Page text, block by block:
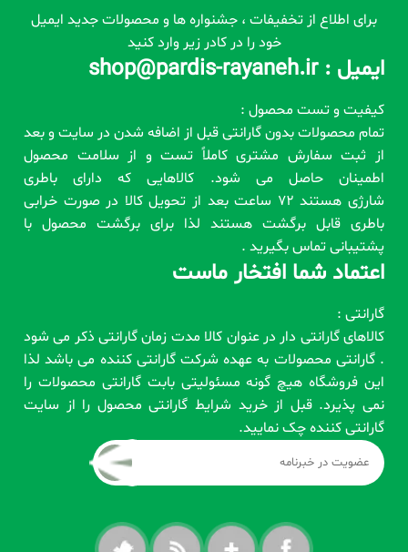
برای اطلاع از تخفیفات ، جشنواره ها و محصولات جدید ایمیل
خود را در کادر زیر وارد کنید
ایمیل : shop@pardis-rayaneh.ir
کیفیت و تست محصول :
تمام محصولات بدون گارانتی قبل از اضافه شدن در سایت و بعد
از ثبت سفارش مشتری کاملاً تست و از سلامت محصول
اطمینان حاصل می شود. کالاهایی که دارای باطری
شارژی هستند 72 ساعت بعد از تحویل کالا در صورت خرابی
باطری قابل برگشت هستند لذا برای برگشت محصول با
پشتیبانی تماس بگیرید .
اعتماد شما افتخار ماست
گارانتی :
کالاهای گارانتی دار در عنوان کالا مدت زمان گارانتی ذکر می شود
. گارانتی محصولات به عهده شرکت گارانتی کننده می باشد لذا
این فروشگاه هیچ گونه مسئولیتی بابت گارانتی محصولات را
نمی پذیرد. قبل از خرید شرایط گارانتی محصول را از سایت
گارانتی کننده چک نمایید.